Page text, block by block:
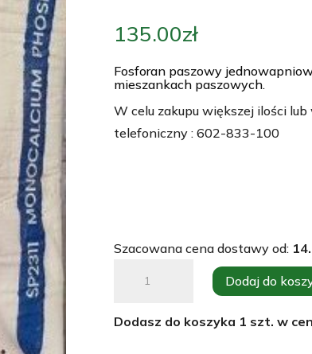
135.00zł
Fosforan paszowy
mieszankach paszowych.
W celu zakupu większej ilości
telefoniczny : 602-833-100
Szacowana cena dostawy od:
Dodaj do
Dodasz do koszyka 1 szt. w